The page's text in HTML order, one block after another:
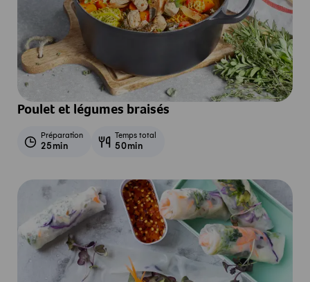
Poulet et légumes braisés
Préparation
25min
Temps total
50min